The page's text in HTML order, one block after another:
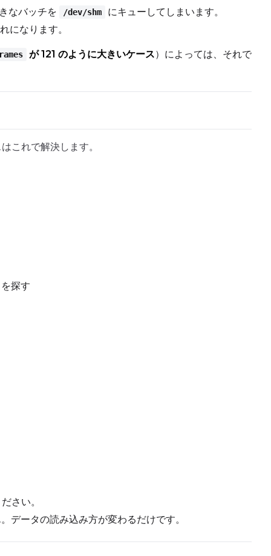
なバッチを /dev/shm
にキューしてしまいます。
になります。
が 121 のように大きいケース）によっては、それで
これで解決します。
探す
さい。
データの読み込み方が変わるだけです。